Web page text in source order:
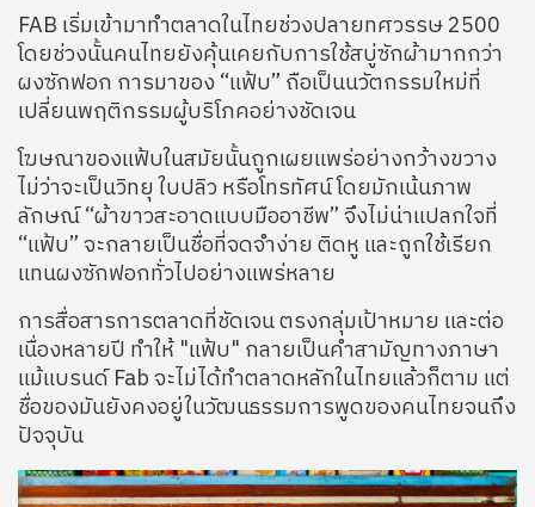
FAB เริ่มเข้ามาทำตลาดในไทยช่วงปลายทศวรรษ 2500
โดยช่วงนั้นคนไทยยังคุ้นเคยกับการใช้สบู่ซักผ้ามากกว่า
ผงซักฟอก การมาของ “แฟ้บ” ถือเป็นนวัตกรรมใหม่ที่
เปลี่ยนพฤติกรรมผู้บริโภคอย่างชัดเจน
โฆษณาของแฟ้บในสมัยนั้นถูกเผยแพร่อย่างกว้างขวาง
ไม่ว่าจะเป็นวิทยุ ใบปลิว หรือโทรทัศน์ โดยมักเน้นภาพ
ลักษณ์ “ผ้าขาวสะอาดแบบมืออาชีพ” จึงไม่น่าแปลกใจที่
“แฟ้บ” จะกลายเป็นชื่อที่จดจำง่าย ติดหู และถูกใช้เรียก
แทนผงซักฟอกทั่วไปอย่างแพร่หลาย
การสื่อสารการตลาดที่ชัดเจน ตรงกลุ่มเป้าหมาย และต่อ
เนื่องหลายปี ทำให้ "แฟ้บ" กลายเป็นคำสามัญทางภาษา
แม้แบรนด์ Fab จะไม่ได้ทำตลาดหลักในไทยแล้วก็ตาม แต่
ชื่อของมันยังคงอยู่ในวัฒนธรรมการพูดของคนไทยจนถึง
ปัจจุบัน
Image